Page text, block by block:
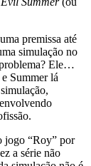
premissa até
simulação no
Ele…
Summer lá
jogo “Roy” por
a série não